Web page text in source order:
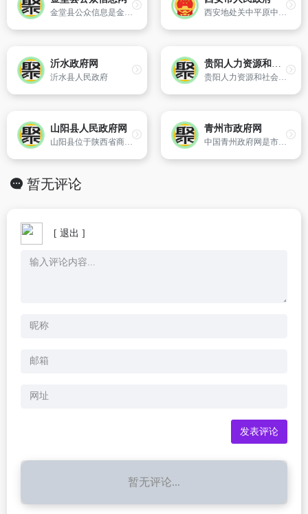
金堂县公众信息是金堂县党和政府对外宣传的大门、政府信息公开的重要渠道、群众和企业办事的快捷窗口、政府与群众沟通交流的网上平台,成为继电视、广播和报刊之后的对外宣传的“第四媒体”,金堂县政府官方权威的、唯一的对外门户网站。 西安地处关中平原中部，是国家明确建设的3个国际化大都市之一、国家中心城市，先后获评国家卫生城市、国家园林城市、中国形象最佳城市、中国国际形象最佳城市、全国第四届、第五届文明城市，“中国最具幸福感城市”。
沂水政府网
沂水县人民政府
贵阳人力资源和社会保障网
贵阳人力资源和社会保障局官方网站
山阳县人民政府网
山阳县位于陕西省商洛市,属陕西东南部,地处秦岭南麓、商洛市南部。因县域北有流岭、中有鹃岭、南有郧岭,遂有“三山夹两川”之称。
青州市政府网
中国青州政府网是市政府公开政务信息、提供在线服务、展示青州的重要窗口。网站提供了青州的概况、动态、投资、旅游、企业、三农及政务、服务等信息。
暂无评论
[ 退出 ]
暂无评论...